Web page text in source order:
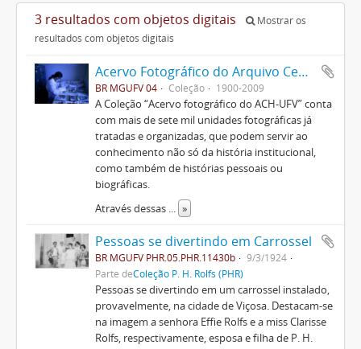
3 resultados com objetos digitais
Mostrar os
resultados com objetos digitais
Acervo Fotográfico do Arquivo Central Histórico da UFV
BR MGUFV 04 Coleção 1900-2009
A Coleção “Acervo fotográfico do ACH-UFV” conta
com mais de sete mil unidades fotográficas já
tratadas e organizadas, que podem servir ao
conhecimento não só da história institucional,
como também de histórias pessoais ou
biográficas.
Através dessas
»
Pessoas se divertindo em Carrossel
BR MGUFV PHR.05.PHR.11430b
9/3/1924
Parte deColeção P. H. Rolfs (PHR)
Pessoas se divertindo em um carrossel instalado,
provavelmente, na cidade de Viçosa. Destacam-se
na imagem a senhora Effie Rolfs e a miss Clarisse
Rolfs, respectivamente, esposa e filha de P. H.